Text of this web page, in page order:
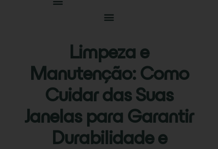
Limpeza e
Manutenção: Como
Cuidar das Suas
Janelas para Garantir
Durabilidade e